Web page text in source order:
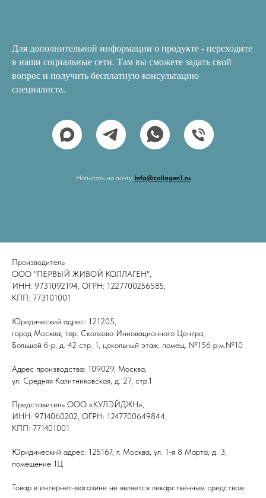
Для дополнительной информации о продукте - переходите
в наши социальные сети. Там вы сможете задать свой
вопрос и получить бесплатную консультацию
специалиста.
Написать на почту: info@collagen1.ru
Производитель
ООО "ПЕРВЫЙ ЖИВОЙ КОЛЛАГЕН",
ИНН: 9731092194, ОГРН: 1227700256585,
КПП: 773101001
Юридический адрес: 121205,
город Москва, тер. Сколково Инновационного Центра,
Большой б-р, д. 42 стр. 1, цокольный этаж, помещ. №156 р.м.№10
Адрес производства: 109029, Москва,
ул. Средняя Калитниковская, д. 27, стр.1
Представитель ООО «КУЛЭЙДЖН»,
ИНН: 9714060202, ОГРН: 1247700649844,
КПП: 771401001
Юридический адрес: 125167, г. Москва, ул. 1-я 8 Марта, д. 3,
помещение 1Ц
Товар в интернет-магазине не является лекарственным средством.